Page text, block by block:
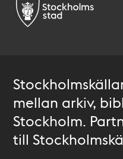
mellan arkiv,
Stockholm.
till